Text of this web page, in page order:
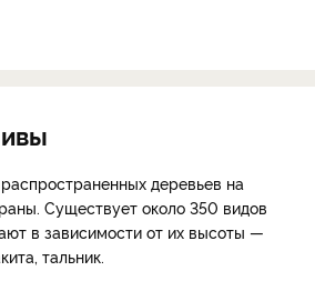
деревьев на
Существует около 350 видов
в зависимости от их высоты —
тальник.